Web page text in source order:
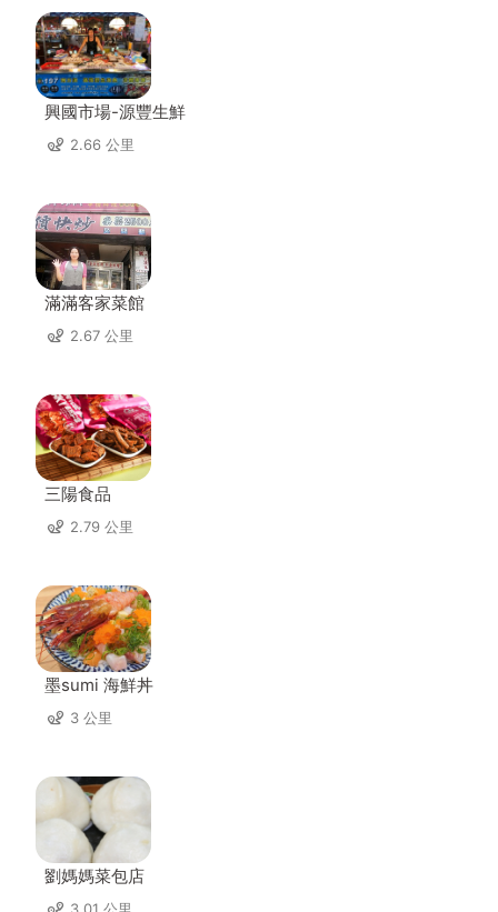
興國市場-源豐生鮮
2.66 公里
滿滿客家菜館
2.67 公里
三陽食品
2.79 公里
墨sumi 海鮮丼
3 公里
劉媽媽菜包店